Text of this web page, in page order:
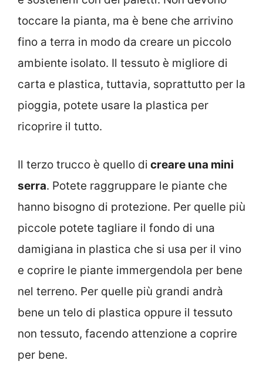
toccare la pianta, ma è bene che arrivino
fino a terra in modo da creare un piccolo
ambiente isolato. Il tessuto è migliore di
carta e plastica, tuttavia, soprattutto per la
pioggia, potete usare la plastica per
ricoprire il tutto.
Il terzo trucco è quello di creare una mini
serra. Potete raggruppare le piante che
hanno bisogno di protezione. Per quelle più
piccole potete tagliare il fondo di una
damigiana in plastica che si usa per il vino
e coprire le piante immergendola per bene
nel terreno. Per quelle più grandi andrà
bene un telo di plastica oppure il tessuto
non tessuto, facendo attenzione a coprire
per bene.